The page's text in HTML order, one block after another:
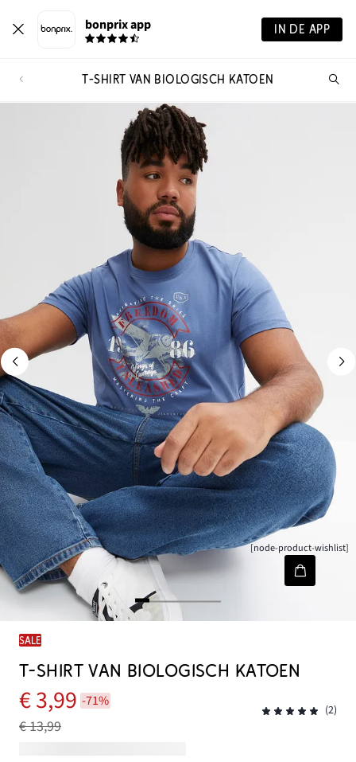
bonprix app IN DE APP
T-SHIRT VAN BIOLOGISCH KATOEN
[node-product-wishlist]
SALE
T-SHIRT VAN BIOLOGISCH KATOEN
€ 3,99 -71%
€ 13,99
(2)